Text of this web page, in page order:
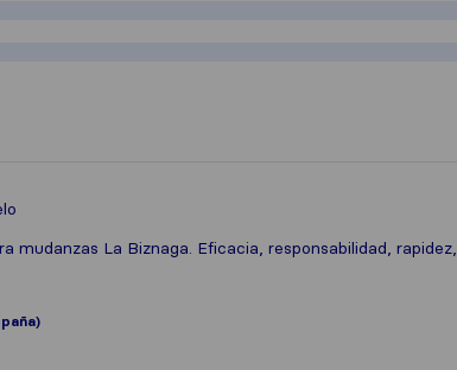
mudanzas La Biznaga. Eficacia, responsabilidad, rapidez,